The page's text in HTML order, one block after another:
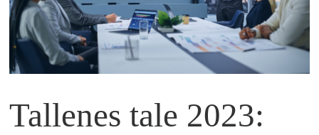
Tallenes tale 2023: